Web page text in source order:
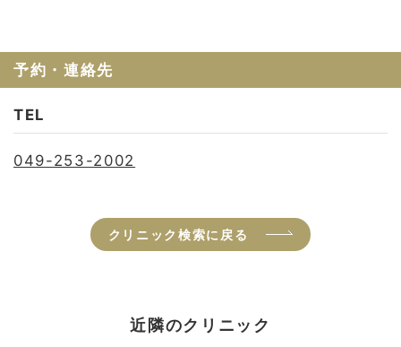
予約・連絡先
TEL
049-253-2002
クリニック検索に戻る
近隣のクリニック